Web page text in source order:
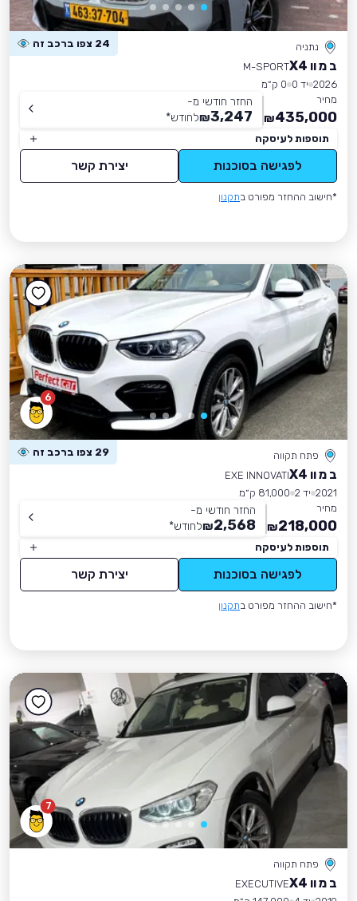
נתניה 24 צפו ברכב זה
ב מ וו X4
M-SPORT
2026 יד 0
0 ק״מ
מחיר
435,000
₪
החזר חודשי מ-
3,247
₪לחודש*
תוספות לעיסקה
לפגישה בסוכנות יצירת קשר
*חישוב ההחזר מפורט בתקנון
6
פתח תקווה 29 צפו ברכב זה
ב מ וו X4
EXE INNOVATI
2021 יד 2
81,000 ק״מ
מחיר
218,000
₪
החזר חודשי מ-
2,568
₪לחודש*
תוספות לעיסקה
לפגישה בסוכנות יצירת קשר
*חישוב ההחזר מפורט בתקנון
7
פתח תקווה
ב מ וו X4
EXECUTIVE